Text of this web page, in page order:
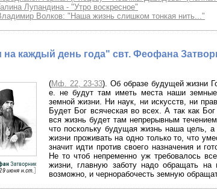
Лупандина - "Утро воскресное"
Волков: "Наша жизнь слишком тонкая нить..."
каждый день года" свт. Феофана
(Мф. 22, 23-33). Об образе будущей жизни
е. не будут там иметь места наши
земной жизни. Ни наук, ни искусств, ни
Будет Бог всяческая во всех. А так как
вся жизнь будет там непрерывным
что поскольку будущая жизнь наша цель,
жизни проживать на одно только то, что
значит идти против своего назначения и
Не то чтоб непременно уж требовалось
жизни, главную заботу надо обращать на
возможно, и чернорабочесть земную